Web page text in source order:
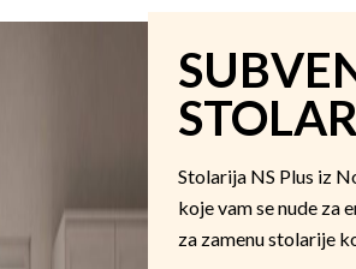
Stolarija NS Plus iz
koje vam se nude za
za zamenu stolarije